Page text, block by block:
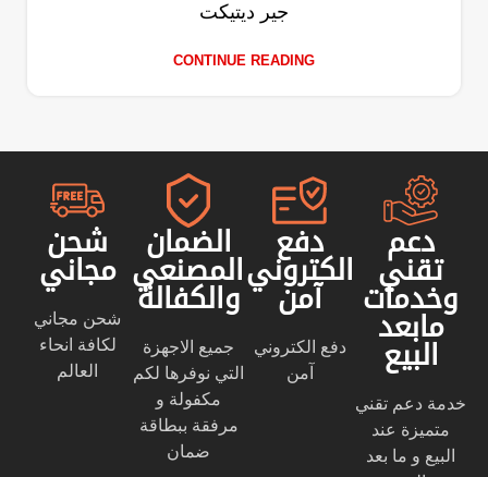
جير ديتيكت
CONTINUE READING
شحن
مجاني
شحن مجاني
لكافة انحاء
العالم
الضمان
المصنعي
والكفالة
جميع الاجهزة
التي نوفرها لكم
مكفولة و
مرفقة ببطاقة
ضمان
دفع
الكتروني
آمن
دفع الكتروني
آمن
دعم
تقني
وخدمات
مابعد
البيع
خدمة دعم تقني
متميزة عند
البيع و ما بعد